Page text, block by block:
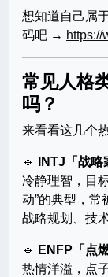
想知道自己属
码吧 → https://
常见人格
吗？
来看看这几个
🔹
INTJ「战略
冷静理智，目
动”的典型，常
战略规划、技
🔹
ENFP「点
热情洋溢，点